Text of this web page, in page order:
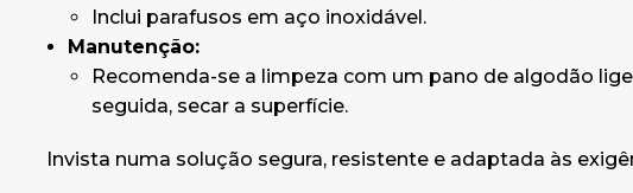
Inclui parafusos em aço inoxidável.
Manutenção:
Recomenda-se a limpeza com um pano de algodão
seguida, secar a superfície.
Invista numa solução segura, resistente e adaptada às